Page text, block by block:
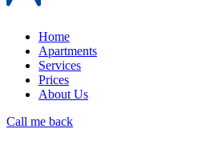
Home
Apartments
Services
Prices
About Us
Call me back